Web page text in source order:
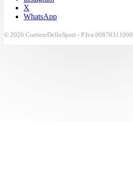
X
WhatsApp
© 2026 CorriereDelloSport - P.Iva 00878311000